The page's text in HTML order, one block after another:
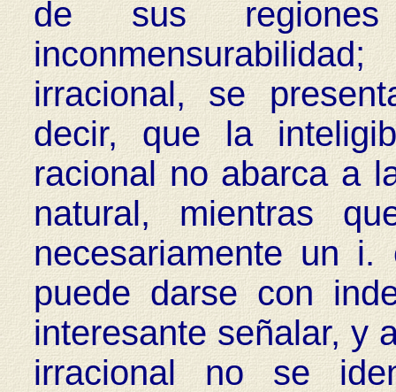
de sus
irracional, se
decir, que la
racional no abarca a
natural, mientras
necesariamente un i.
puede darse con
interesante señalar, y
irracional no se